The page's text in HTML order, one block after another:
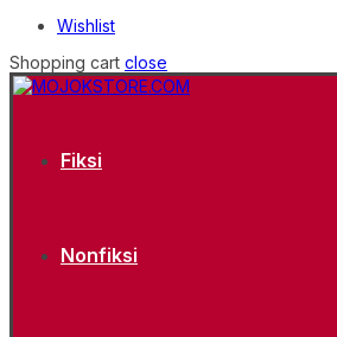
Wishlist
Shopping cart close
Fiksi
Nonfiksi